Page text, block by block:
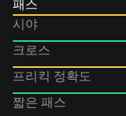
패스
시야
크로스
프리킥 정확도
짧은 패스